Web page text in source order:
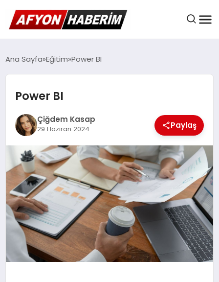
AFYON HABER
GÜNDEM
BELEDIYELER
EKONOMI
DÜNYA
SPOR
Ana Sayfa Eğitim Power BI
Power BI
Çiğdem Kasap
29 Haziran 2024 Paylaş